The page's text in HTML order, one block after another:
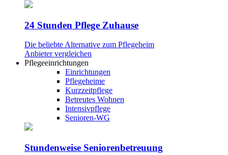
24 Stunden Pflege Zuhause
Die beliebte Alternative zum Pflegeheim
Anbieter vergleichen
Pflegeeinrichtungen
Einrichtungen
Pflegeheime
Kurzzeitpflege
Betreutes Wohnen
Intensivpflege
Senioren-WG
Stundenweise Seniorenbetreuung